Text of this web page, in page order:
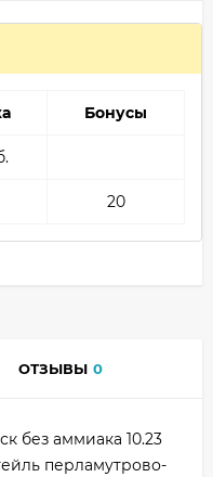
Бонусы
20
ОТЗЫВЫ 0
без аммиака 10.23
перламутрово-